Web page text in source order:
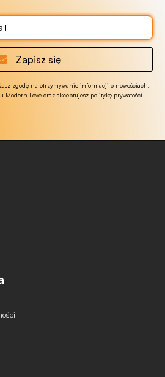
Zapisz się
zgodę na otrzymywanie informacji o nowościach,
Modern Love oraz akceptujesz politykę prywatości